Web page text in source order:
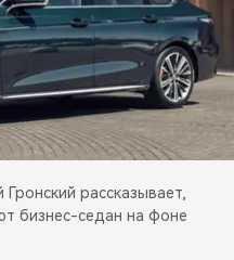
рассказывает,
бизнес-седан на фоне